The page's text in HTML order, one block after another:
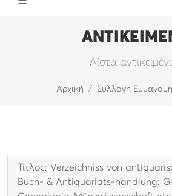
Λίστα
Αρχική Συλλογη
Τίτλος: Verzeichniss von
Buch- & Antiquariats-handlung: